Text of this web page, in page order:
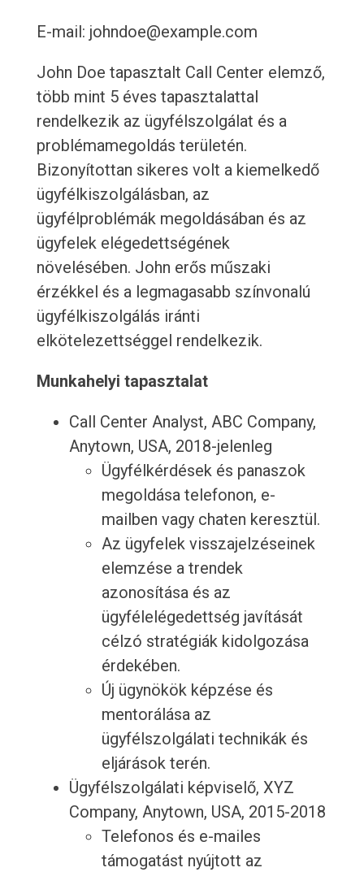
E-mail: johndoe@example.com
John Doe tapasztalt Call Center elemző,
több mint 5 éves tapasztalattal
rendelkezik az ügyfélszolgálat és a
problémamegoldás területén.
Bizonyítottan sikeres volt a kiemelkedő
ügyfélkiszolgálásban, az
ügyfélproblémák megoldásában és az
ügyfelek elégedettségének
növelésében. John erős műszaki
érzékkel és a legmagasabb színvonalú
ügyfélkiszolgálás iránti
elkötelezettséggel rendelkezik.
Munkahelyi tapasztalat
Call Center Analyst, ABC Company,
Anytown, USA, 2018-jelenleg
Ügyfélkérdések és panaszok
megoldása telefonon, e-
mailben vagy chaten keresztül.
Az ügyfelek visszajelzéseinek
elemzése a trendek
azonosítása és az
ügyfélelégedettség javítását
célzó stratégiák kidolgozása
érdekében.
Új ügynökök képzése és
mentorálása az
ügyfélszolgálati technikák és
eljárások terén.
Ügyfélszolgálati képviselő, XYZ
Company, Anytown, USA, 2015-2018
Telefonos és e-mailes
támogatást nyújtott az